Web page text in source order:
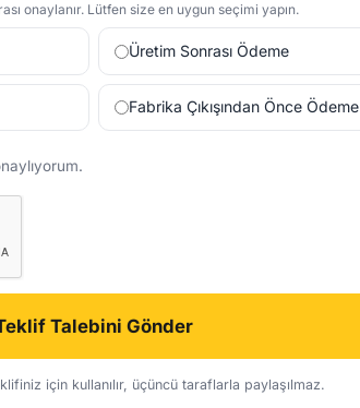
onaylanır. Lütfen size en uygun seçimi yapın.
Üretim Sonrası Ödeme
Fabrika Çıkışından Önce Ödeme
Talebini Gönder
için kullanılır, üçüncü taraflarla paylaşılmaz.